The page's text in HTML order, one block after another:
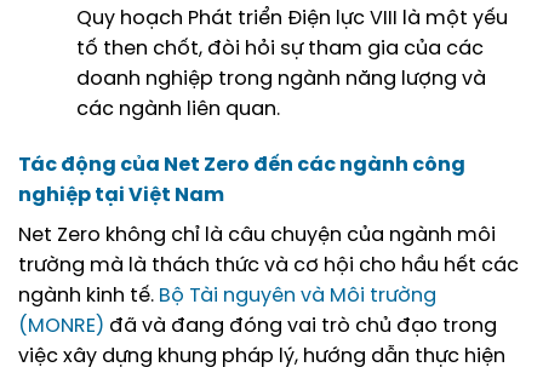
Quy hoạch Phát triển Điện lực VIII là một yếu
tố then chốt, đòi hỏi sự tham gia của các
doanh nghiệp trong ngành năng lượng và
các ngành liên quan.
Tác động của Net Zero đến các ngành công
nghiệp tại Việt Nam
Net Zero không chỉ là câu chuyện của ngành môi
trường mà là thách thức và cơ hội cho hầu hết các
ngành kinh tế. Bộ Tài nguyên và Môi trường
(MONRE) đã và đang đóng vai trò chủ đạo trong
việc xây dựng khung pháp lý, hướng dẫn thực hiện